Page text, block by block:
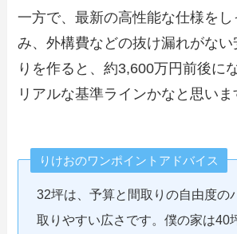
一方で、最新の高性能な仕様を
み、外構費などの抜け漏れがない
りを作ると、約3,600万円前後に
リアルな基準ラインかなと思いま
りけおのワンポイントアドバイス
32坪は、予算と間取りの自由度の
取りやすい広さです。僕の家は40